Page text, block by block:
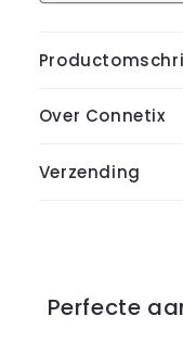
Over Connetix
Verzending
Perfecte